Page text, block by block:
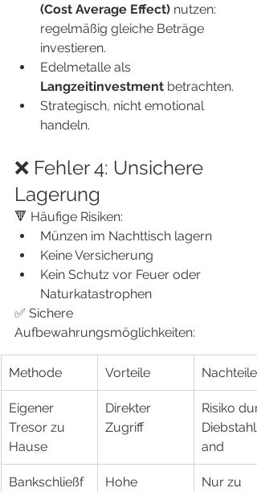
(Cost Average Effect) nutzen:
regelmäßig gleiche Beträge
investieren.
Edelmetalle als
Langzeitinvestment betrachten.
Strategisch, nicht emotional
handeln.
❌ Fehler 4: Unsichere
Lagerung
🔻 Häufige Risiken:
Münzen im Nachttisch lagern
Keine Versicherung
Kein Schutz vor Feuer oder
Naturkatastrophen
✅ Sichere
Aufbewahrungsmöglichkeiten:
Methode Vorteile Nachteile
Eigener
Tresor zu
Hause
Direkter
Zugriff
Risiko
and
Bankschließf
Hohe
Nur zu